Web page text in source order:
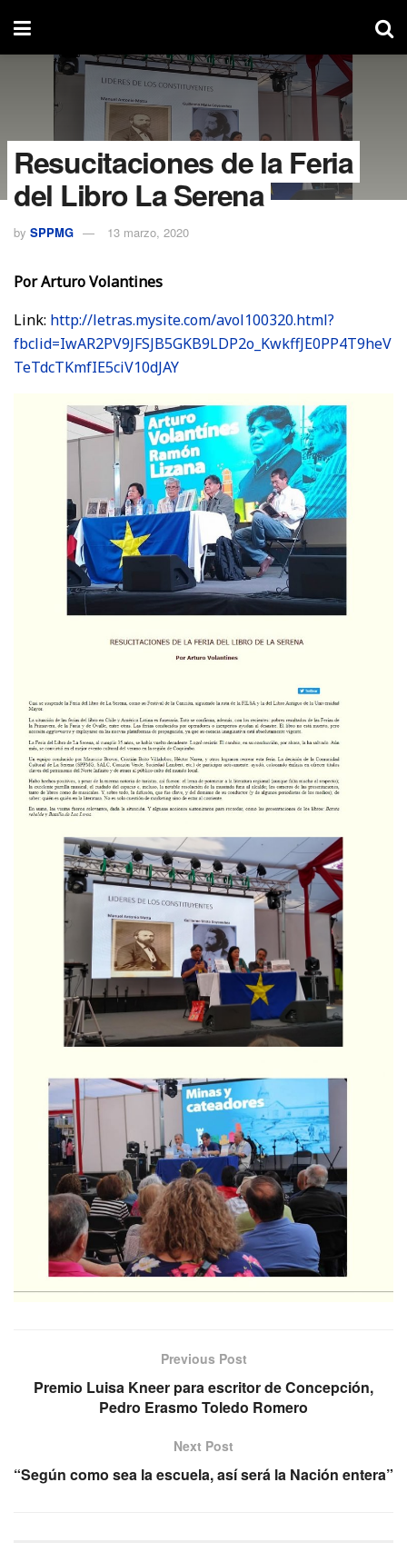
Resucitaciones de la Feria
del Libro La Serena
by SPPMG 13 marzo, 2020
Por Arturo Volantines
Link: http://letras.mysite.com/avol100320.html?
fbclid=IwAR2PV9JFSJB5GKB9LDP2o_KwkffJE0PP4T9heV
TeTdcTKmfIE5ciV10dJAY
Previous Post
Premio Luisa Kneer para escritor de Concepción,
Pedro Erasmo Toledo Romero
Next Post
“Según como sea la escuela, así será la Nación entera”